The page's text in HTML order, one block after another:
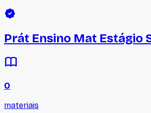
Prát Ensino Mat Estágio
0
materiais